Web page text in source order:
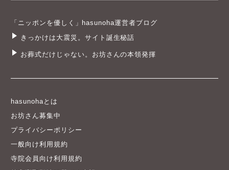
「ニッポンを優しく」hasunoha運営者ブログ
きっかけは大震災。サイト誕生秘話
お葬式だけじゃない。お坊さんの本領発揮
hasunohaとは
お坊さん募集中
プライバシーポリシー
一般向け利用規約
寺院会員向け利用規約